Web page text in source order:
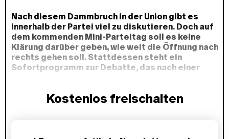
Nach diesem Dammbruch in der Union gibt es
innerhalb der Partei viel zu diskutieren. Doch auf
dem kommenden Mini-Parteitag soll es keine
Klärung darüber geben, wie weit die Öffnung nach
rechts gehen soll. Stattdessen steht ein
Sofortprogramm zur Debatte, das nach einer
Kostenlos freischalten